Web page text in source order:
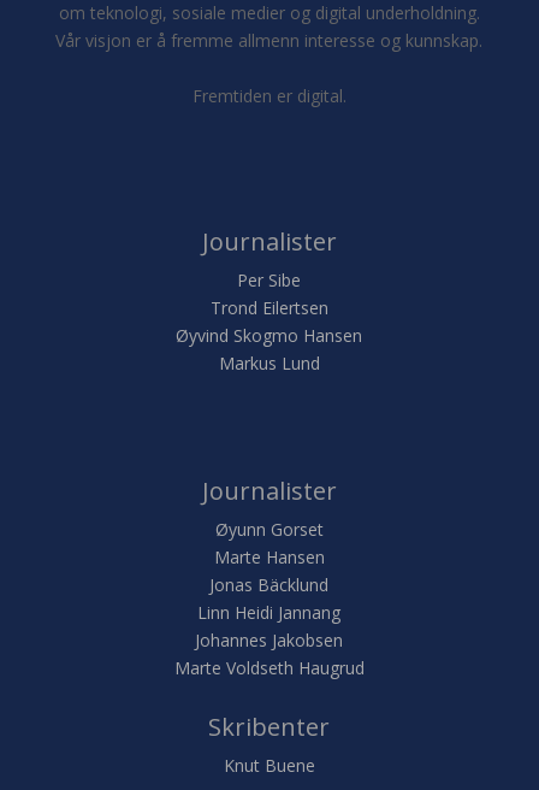
om teknologi, sosiale medier og digital underholdning.
Vår visjon er å fremme allmenn interesse og kunnskap.
Fremtiden er digital.
Journalister
Per Sibe
Trond Eilertsen
Øyvind Skogmo Hansen
Markus Lund
Journalister
Øyunn Gorset
Marte Hansen
Jonas Bäcklund
Linn Heidi Jannang
Johannes Jakobsen
Marte Voldseth Haugrud
Skribenter
Knut Buene